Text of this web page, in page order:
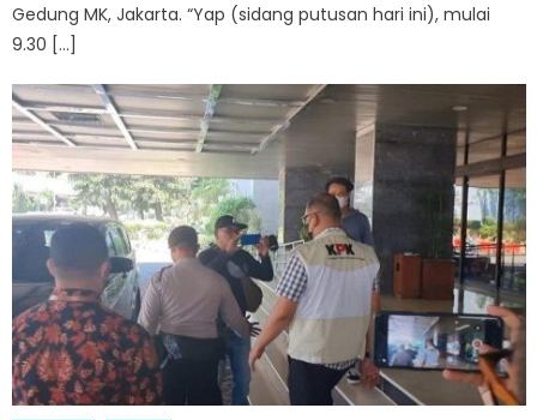
Gedung MK, Jakarta. “Yap (sidang putusan hari ini), mulai
9.30 […]